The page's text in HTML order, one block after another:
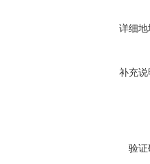
详细地
补充说
验证